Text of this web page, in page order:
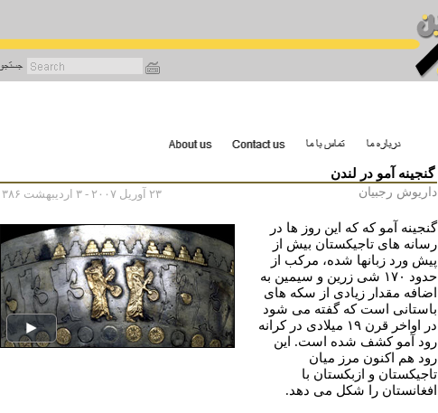
گنجينه آمو در لندن
۲۳ آوریل ۲۰۰۷ - ۳ اردیبهشت ۱۳۸۶ داريوش رجبيان
گنجينه آمو که که اين روز ها در
رسانه های تاجيکستان بيش از
پيش ورد زبانها شده، مرکب از
حدود ١٧٠ شی زرين و سيمين به
اضافه مقدار زيادی از سکه های
باستانی است که گفته می شود
در اواخر قرن ١٩ ميلادی در کرانه
رود آمو کشف شده است. اين
رود هم اکنون مرز ميان
تاجيکستان و ازبکستان با
افغانستان را شکل می دهد.